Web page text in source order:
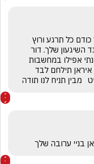
מבין תניח לנו תודה
בניי ערובה שלך